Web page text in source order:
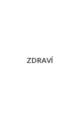
ZDRAVÍ